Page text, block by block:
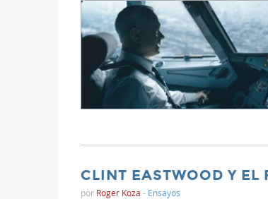
CLINT EASTWOOD Y EL
por Roger Koza - Ensayos